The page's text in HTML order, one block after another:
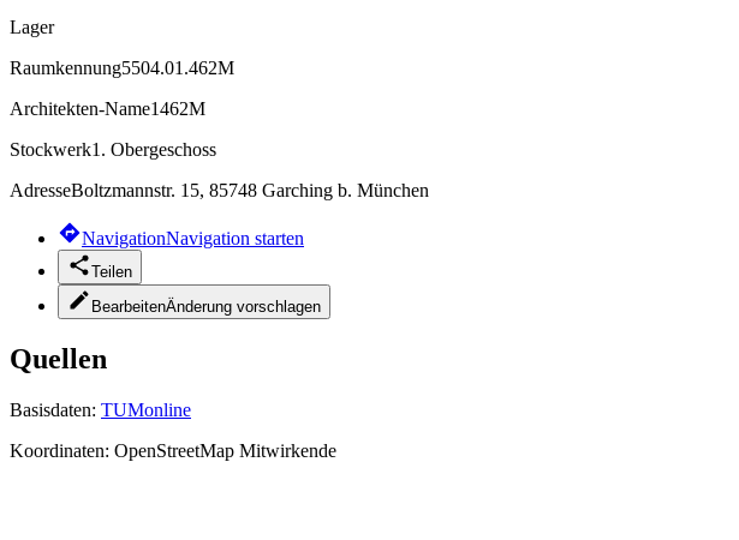
Lager
Raumkennung5504.01.462M
Architekten-Name1462M
Stockwerk1. Obergeschoss
AdresseBoltzmannstr. 15, 85748 Garching b. München
NavigationNavigation starten
Teilen
BearbeitenÄnderung vorschlagen
Quellen
Basisdaten: TUMonline
Koordinaten: OpenStreetMap Mitwirkende